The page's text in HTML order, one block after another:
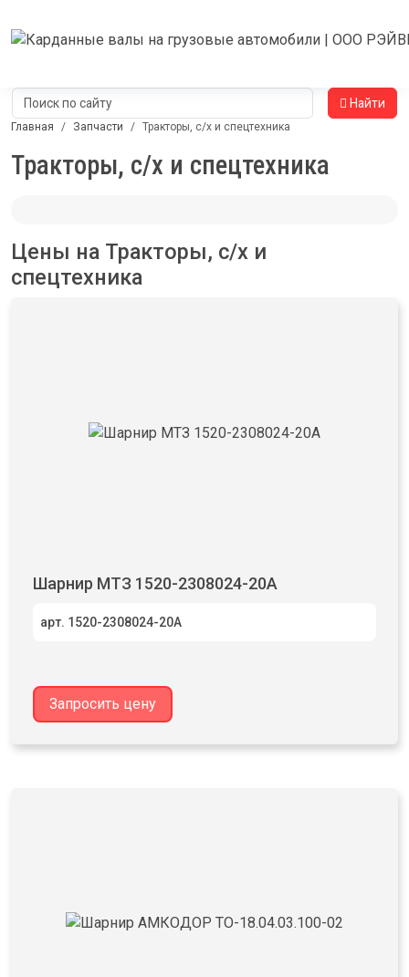
Найти
Главная Запчасти Тракторы, с/x и спецтехника
Тракторы, с/x и спецтехника
Цены на Тракторы, с/x и
спецтехника
Шарнир МТЗ 1520-2308024-20А
арт. 1520-2308024-20А
Запросить цену